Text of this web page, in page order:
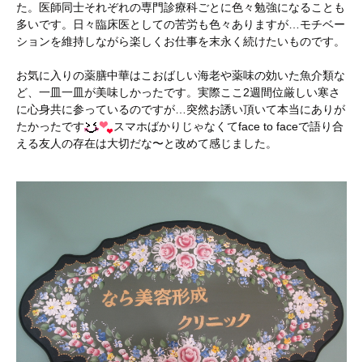
た。医師同士それぞれの専門診療科ごとに色々勉強になることも
多いです。日々臨床医としての苦労も色々ありますが…モチベー
ションを維持しながら楽しくお仕事を末永く続けたいものです。
お気に入りの薬膳中華はこおばしい海老や薬味の効いた魚介類な
ど、一皿一皿が美味しかったです。実際ここ2週間位厳しい寒さ
に心身共に参っているのですが…突然お誘い頂いて本当にありが
たかったです
スマホばかりじゃなくてface to faceで語り合
える友人の存在は大切だな〜と改めて感じました。